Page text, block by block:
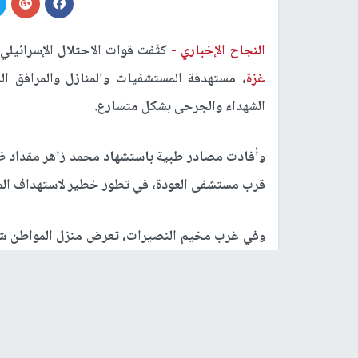
النجاح الإخباري - كثّفت قوات الاحتلال
غزة، مستهدفة المستشفيات والمنازل
الشهداء والجرحى بشكل متسارع.
وأفادت مصادر طبية باستشهاد محمد زاهر مقداد
قرب مستشفى العودة، في تطور خطير لاستهداف
وفي غرب مخيم النصيرات، تعرض منزل المواطن